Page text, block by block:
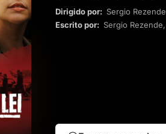
Dirigido por: Sergio Rezende
Escrito por: Sergio Rezende,